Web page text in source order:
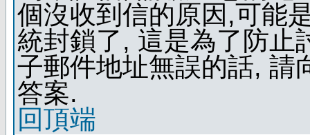
個沒收到信的原因,可能
統封鎖了, 這是為了防止
子郵件地址無誤的話, 請
答案.
回頂端